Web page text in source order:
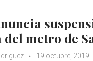
metro de
19 octubre, 2019